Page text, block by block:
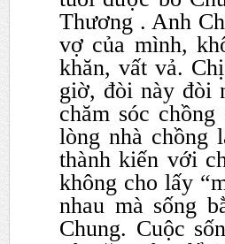
Thương . Anh
vợ của mình,
khăn,vất vả.
giờ, đòi này đòi
chăm sóc
lòng nhà chồng
thành kiến với
không cho lấy
nhau mà sống
Chung. Cuộc